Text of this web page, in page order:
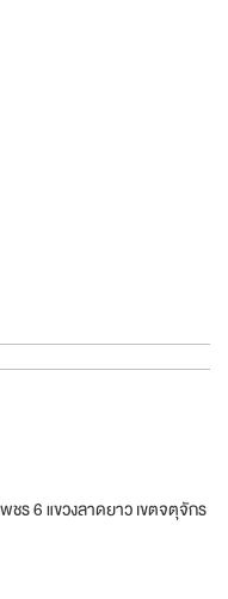
ร 6 แขวงลาดยาว เขตจตุจักร